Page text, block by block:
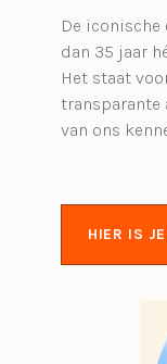
De
dan 35 jaar
Het staat
transparante
van ons
HIER IS